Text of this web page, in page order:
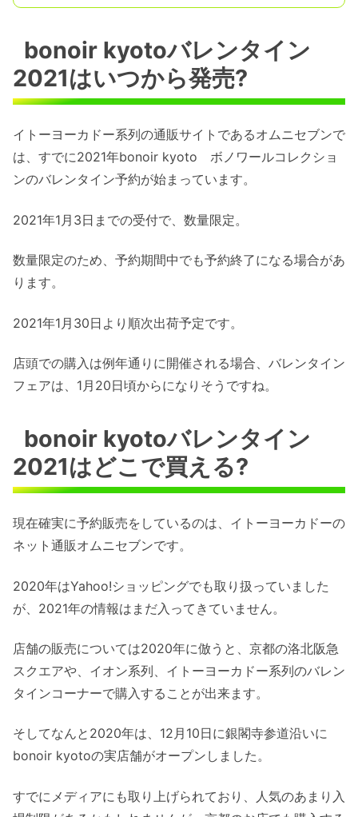
bonoir kyotoバレンタイン
2021はいつから発売?
イトーヨーカドー系列の通販サイトであるオムニセブンで
は、すでに2021年bonoir kyoto ボノワールコレクショ
ンのバレンタイン予約が始まっています。
2021年1月3日までの受付で、数量限定。
数量限定のため、予約期間中でも予約終了になる場合があ
ります。
2021年1月30日より順次出荷予定です。
店頭での購入は例年通りに開催される場合、バレンタイン
フェアは、1月20日頃からになりそうですね。
bonoir kyotoバレンタイン
2021はどこで買える?
現在確実に予約販売をしているのは、イトーヨーカドーの
ネット通販オムニセブンです。
2020年はYahoo!ショッピングでも取り扱っていました
が、2021年の情報はまだ入ってきていません。
店舗の販売については2020年に倣うと、京都の洛北阪急
スクエアや、イオン系列、イトーヨーカドー系列のバレン
タインコーナーで購入することが出来ます。
そしてなんと2020年は、12月10日に銀閣寺参道沿いに
bonoir kyotoの実店舗がオープンしました。
すでにメディアにも取り上げられており、人気のあまり入